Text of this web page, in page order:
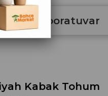
Laboratuvar
Kabak Tohum